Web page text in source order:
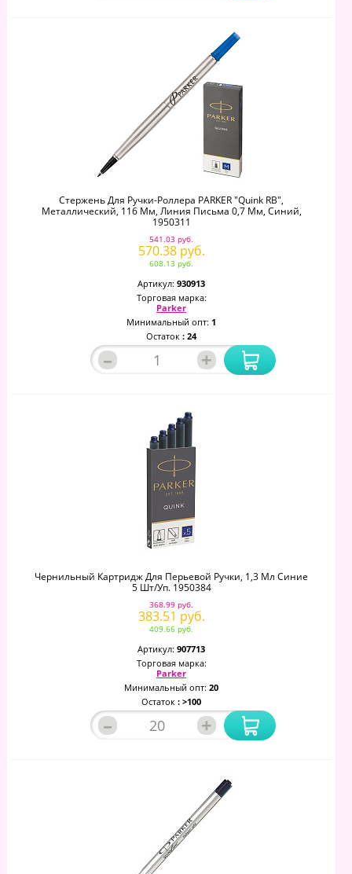
Стержень Для Ручки-Роллера PARKER "Quink RB",
Металлический, 116 Мм, Линия Письма 0,7 Мм, Синий,
1950311
541.03 руб.
570.38 руб.
608.13 руб.
Артикул: 930913
Торговая марка:
Parker
Минимальный опт: 1
Остаток : 24
– +
Чернильный Картридж Для Перьевой Ручки, 1,3 Мл Синие
5 Шт/уп. 1950384
368.99 руб.
383.51 руб.
409.66 руб.
Артикул: 907713
Торговая марка:
Parker
Минимальный опт: 20
Остаток : >100
– +